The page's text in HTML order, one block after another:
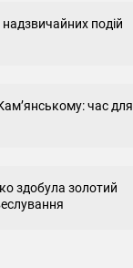
подій
час для
здобула золотий